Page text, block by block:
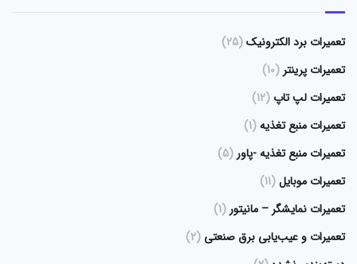
تعمیرات برد الکترونیک(25)
تعمیرات پرینتر (10)
تعمیرات لپ تاپ (12)
تعمیرات منبع تغذیه(1)
تعمیرات منبع تغذیه -پاور (5)
تعمیرات موبایل(11)
تعمیرات نمایشگر – مانیتور (1)
تعمیرات و عیب‌یابی برق صنعتی (2)